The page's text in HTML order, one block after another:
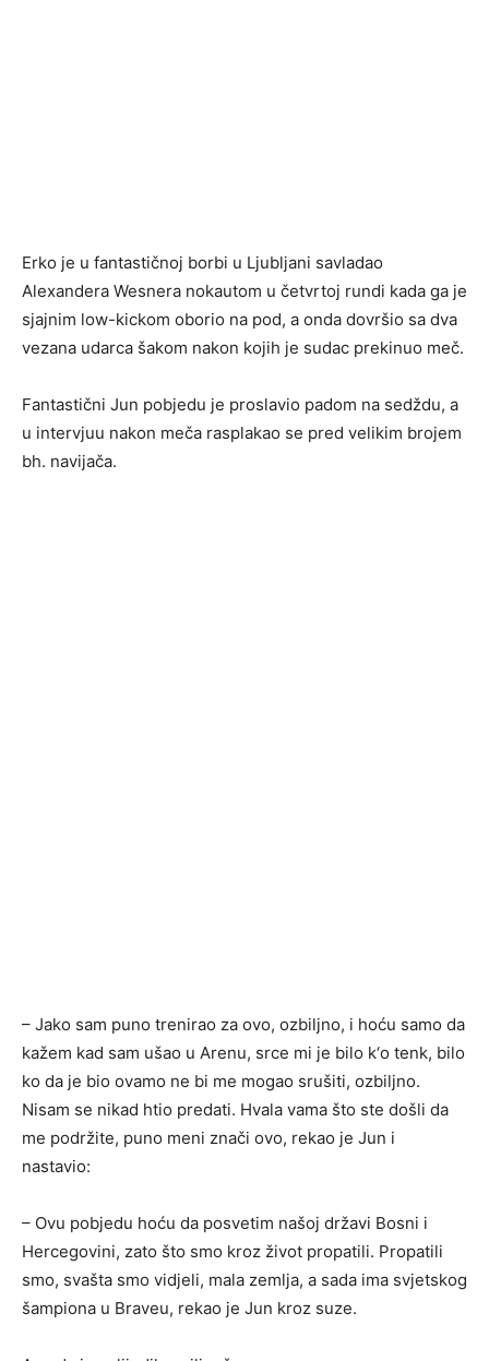
Erko je u fantastičnoj borbi u Ljubljani savladao
Alexandera Wesnera nokautom u četvrtoj rundi kada ga je
sjajnim low-kickom oborio na pod, a onda dovršio sa dva
vezana udarca šakom nakon kojih je sudac prekinuo meč.
Fantastični Jun pobjedu je proslavio padom na sedždu, a
u intervjuu nakon meča rasplakao se pred velikim brojem
bh. navijača.
– Jako sam puno trenirao za ovo, ozbiljno, i hoću samo da
kažem kad sam ušao u Arenu, srce mi je bilo k‘o tenk, bilo
ko da je bio ovamo ne bi me mogao srušiti, ozbiljno.
Nisam se nikad htio predati. Hvala vama što ste došli da
me podržite, puno meni znači ovo, rekao je Jun i
nastavio:
– Ovu pobjedu hoću da posvetim našoj državi Bosni i
Hercegovini, zato što smo kroz život propatili. Propatili
smo, svašta smo vidjeli, mala zemlja, a sada ima svjetskog
šampiona u Braveu, rekao je Jun kroz suze.